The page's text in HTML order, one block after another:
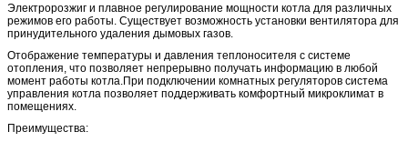
Электророзжиг и плавное регулирование мощности котла для различных
режимов его работы. Существует возможность установки вентилятора для
принудительного удаления дымовых газов.
Отображение температуры и давления теплоносителя с системе
отопления, что позволяет непрерывно получать информацию в любой
момент работы котла.При подключении комнатных регуляторов система
управления котла позволяет поддерживать комфортный микроклимат в
помещениях.
Преимущества: